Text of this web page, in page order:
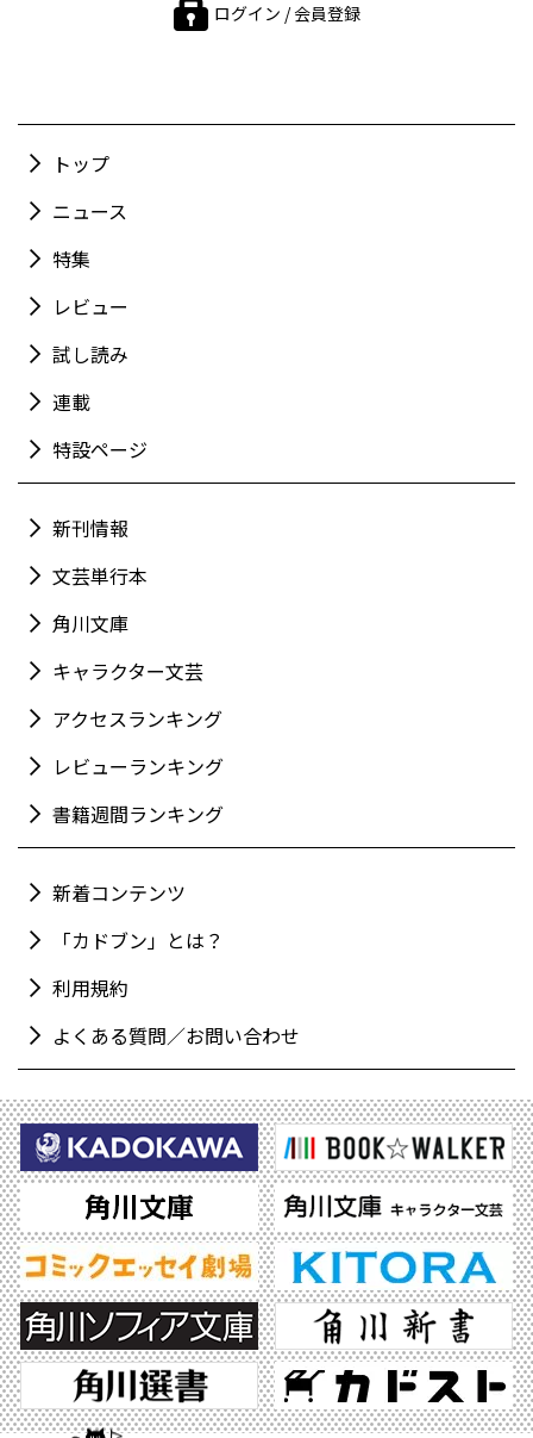
ログイン / 会員登録
トップ
ニュース
特集
レビュー
試し読み
連載
特設ページ
新刊情報
文芸単行本
角川文庫
キャラクター文芸
アクセスランキング
レビューランキング
書籍週間ランキング
新着コンテンツ
「カドブン」とは？
利用規約
よくある質問／お問い合わせ